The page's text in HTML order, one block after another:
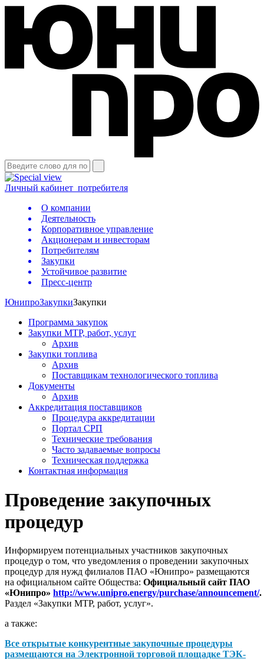
Личный кабинет потребителя
О компании
Деятельность
Корпоративное управление
Акционерам и инвесторам
Потребителям
Закупки
Устойчивое развитие
Пресс-центр
ЮнипроЗакупкиЗакупки
Программа закупок
Закупки МТР, работ, услуг
Архив
Закупки топлива
Архив
Поставщикам технологического топлива
Документы
Архив
Аккредитация поставщиков
Процедура аккредитации
Портал СРП
Технические требования
Часто задаваемые вопросы
Техническая поддержка
Контактная информация
Проведение закупочных
процедур
Информируем потенциальных участников закупочных
процедур о том, что уведомления о проведении закупочных
процедур для нужд филиалов ПАО «Юнипро» размещаются
на официальном сайте Общества: Официальный сайт ПАО
«Юнипро» http://www.unipro.energy/purchase/announcement/.
Раздел «Закупки МТР, работ, услуг».
а также:
Все открытые конкурентные закупочные процедуры
размещаются на Электронной торговой площадке ТЭК-